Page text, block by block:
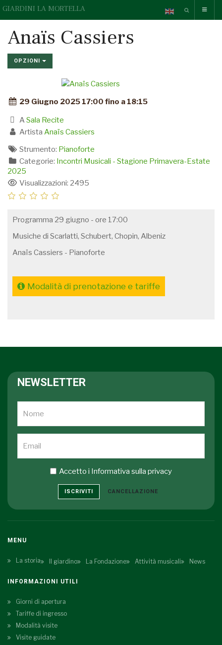
GIARDINI LA MORTELLA
Anaïs Cassiers
OPZIONI
29 Giugno 2025 17:00 fino a 18:15
A Sala Recite
Artista Anaïs Cassiers
Strumento: Pianoforte
Categorie: Incontri Musicali - Stagione Primavera-Estate
2025
Visualizzazioni: 2495
Programma 29 giugno - ore 17:00
Musiche di Scarlatti, Schubert, Chopin, Albeniz
Anaïs Cassiers - Pianoforte
Modalità di prenotazione e tariffe
NEWSLETTER
Accetto i Informativa sulla privacy
ISCRIVITI CANCELLAZIONE
MENU
La storia Il giardino La Fondazione Attività musicali News
INFORMAZIONI UTILI
Giorni di apertura
Tariffe di ingresso
Modalità visite
Visite guidate